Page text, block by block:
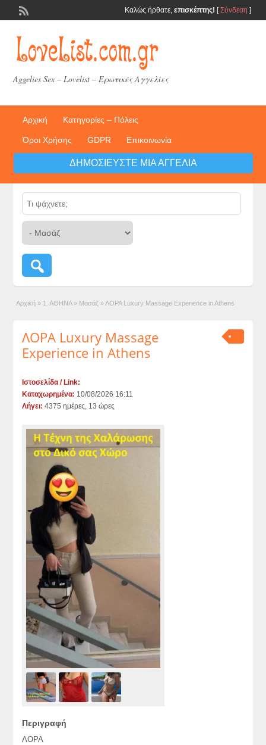
Καλώς ήρθατε, επισκέπτης! [Σύνδεση ]
Aggelies Sex – Lovelist – Ερωτικές Αγγελίες
Αρχική Κατηγορίες – Πόλεις
Όροι Χρήσης GDPR Επικοινωνία
ΔΗΜΟΣΙΕΎΣΤΕ ΜΙΑ ΑΓΓΕΛΊΑ
Αρχική » 1. ΑΘΗΝΑ » Μασάζ » ΛΟΡΑ Luxury Massage Experience in Athens
ΛΟΡΑ Luxury Massage
Experience in Athens
Ιστοσελίδα / Link:
Καταχωρημένα: 10/08/2026 16:11
Λήγει: 4375 ημέρες, 13 ώρες
Περιγραφή
ΛΟΡΑ